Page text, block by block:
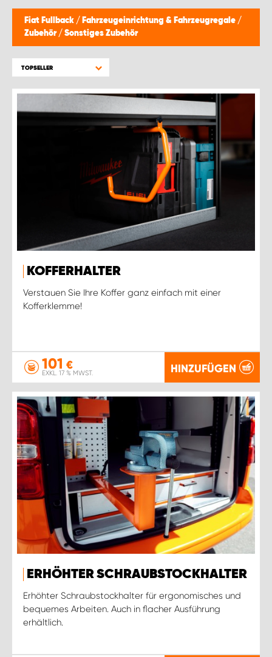
Fiat Fullback / Fahrzeugeinrichtung & Fahrzeugregale /
Zubehör / Sonstiges Zubehör
TOPSELLER
KOFFERHALTER
Verstauen Sie Ihre Koffer ganz einfach mit einer
Kofferklemme!
101 €
EXKL. 17 % MWST. HINZUFÜGEN
ERHÖHTER SCHRAUBSTOCKHALTER
Erhöhter Schraubstockhalter für ergonomisches und
bequemes Arbeiten. Auch in flacher Ausführung
erhältlich.